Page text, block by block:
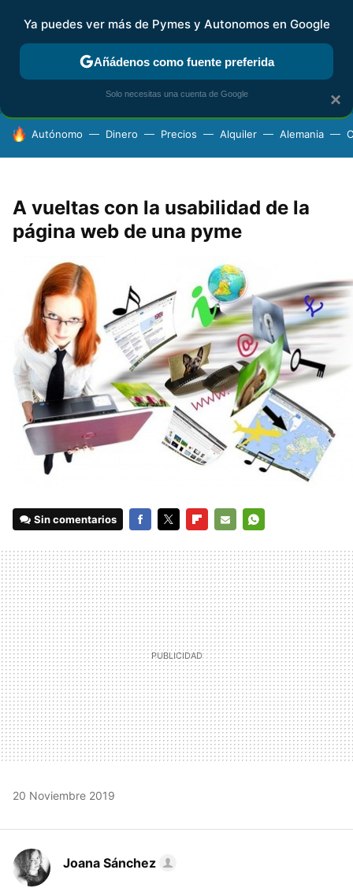
FISCALIDAD Y CONTABILIDAD KIT DIGITAL RENTA
HOY SE HABLA DE
Autónomo Dinero Precios Alquiler Alemania
A vueltas con la usabilidad de la
página web de una pyme
Sin comentarios
MAIL
20 Noviembre 2019
Joana Sánchez
×
Ya puedes ver más de Pymes y Autonomos en Google
Añádenos como fuente preferida
Solo necesitas una cuenta de Google